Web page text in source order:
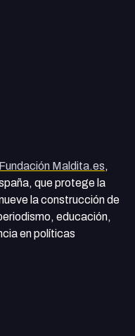
Fundación Maldita.es,
que protege la
la construcción de
educación,
en políticas